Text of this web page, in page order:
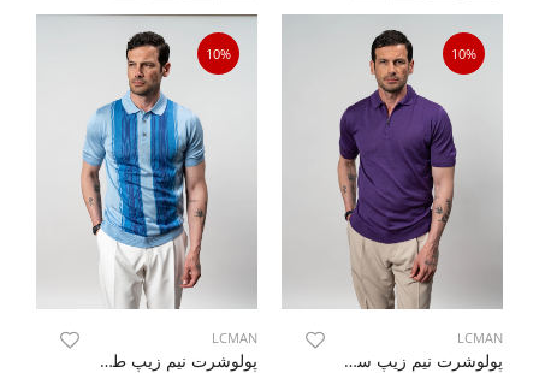
10%
LCMAN
پولوشرت نیم زیپ ساده بنفش 73
10%
LCMAN
پولوشرت نیم زیپ طرح دار آبی روشن 93